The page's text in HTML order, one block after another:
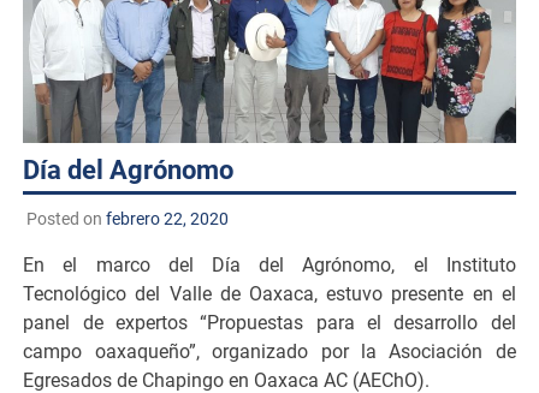
Día del Agrónomo
Posted on febrero 22, 2020
En el marco del Día del Agrónomo, el Instituto
Tecnológico del Valle de Oaxaca, estuvo presente en el
panel de expertos “Propuestas para el desarrollo del
campo oaxaqueño”, organizado por la Asociación de
Egresados de Chapingo en Oaxaca AC (AEChO).